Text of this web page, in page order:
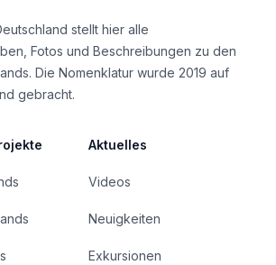
stellt hier alle
Fotos und Beschreibungen zu den
Die Nomenklatur wurde 2019 auf
gebracht.
Aktuelles
Videos
Neuigkeiten
Exkursionen